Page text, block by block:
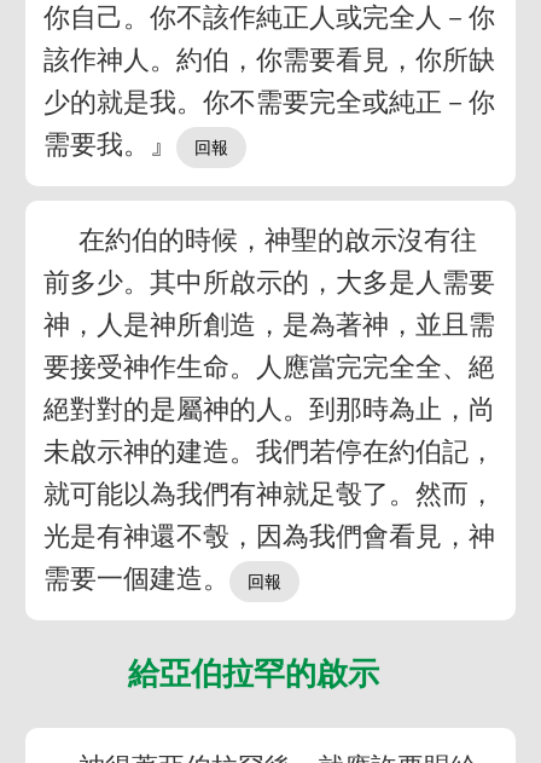
你自己。你不該作純正人或完全人－你
該作神人。約伯，你需要看見，你所缺
少的就是我。你不需要完全或純正－你
需要我。』
在約伯的時候，神聖的啟示沒有往
前多少。其中所啟示的，大多是人需要
神，人是神所創造，是為著神，並且需
要接受神作生命。人應當完完全全、絕
絕對對的是屬神的人。到那時為止，尚
未啟示神的建造。我們若停在約伯記，
就可能以為我們有神就足彀了。然而，
光是有神還不彀，因為我們會看見，神
需要一個建造。
給亞伯拉罕的啟示